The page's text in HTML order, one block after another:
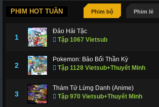
PHIM HOT TUẦN Phim bộ Phim lẻ
1
Đảo Hải Tặc
Tập 1067 Vietsub
2
Pokemon: Bảo Bối Thần Kỳ
Tập 1128 Vietsub+Thuyết Minh
3
Thám Tử Lừng Danh (Anime)
Tập 970 Vietsub+Thuyết Minh